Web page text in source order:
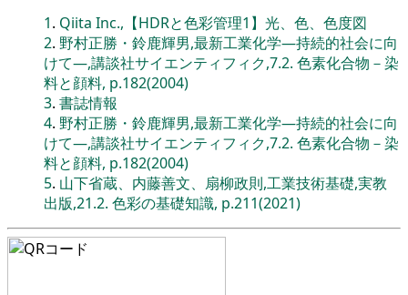
1. Qiita Inc.,【HDRと色彩管理1】光、色、色度図
2. 野村正勝・鈴鹿輝男,最新工業化学―持続的社会に向
けて―,講談社サイエンティフィク,7.2. 色素化合物－染
料と顔料, p.182(2004)
3. 書誌情報
4. 野村正勝・鈴鹿輝男,最新工業化学―持続的社会に向
けて―,講談社サイエンティフィク,7.2. 色素化合物－染
料と顔料, p.182(2004)
5. 山下省蔵、内藤善文、扇柳政則,工業技術基礎,実教
出版,21.2. 色彩の基礎知識, p.211(2021)